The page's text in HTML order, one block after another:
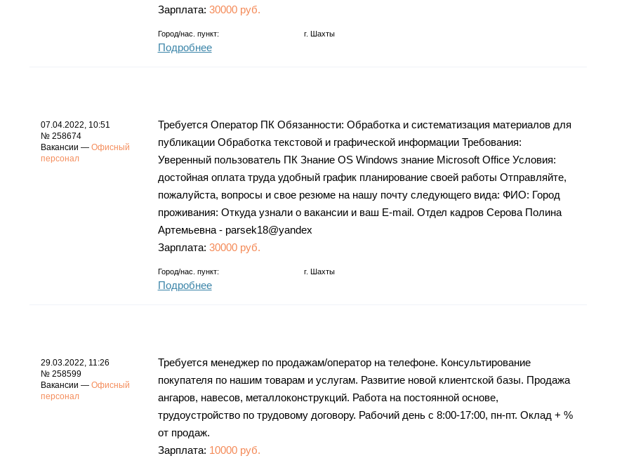
Зарплата: 30000 руб.
Город/нас. пункт: г. Шахты
Подробнее
07.04.2022, 10:51
№ 258674
Вакансии — Офисный
персонал
Требуется Оператор ПК Обязанности: Обработка и систематизация материалов для
публикации Обработка текстовой и графической информации Требования:
Уверенный пользователь ПК Знание OS Windows знание Microsoft Office Условия:
достойная оплата труда удобный график планирование своей работы Отправляйте,
пожалуйста, вопросы и свое резюме на нашу почту следующего вида: ФИО: Город
проживания: Откуда узнали о вакансии и ваш E-mail. Отдел кадров Серова Полина
Артемьевна - parsek18@yandex
Зарплата: 30000 руб.
Город/нас. пункт: г. Шахты
Подробнее
29.03.2022, 11:26
№ 258599
Вакансии — Офисный
персонал
Требуется менеджер по продажам/оператор на телефоне. Консультирование
покупателя по нашим товарам и услугам. Развитие новой клиентской базы. Продажа
ангаров, навесов, металлоконструкций. Работа на постоянной основе,
трудоустройство по трудовому договору. Рабочий день с 8:00-17:00, пн-пт. Оклад + %
от продаж.
Зарплата: 10000 руб.